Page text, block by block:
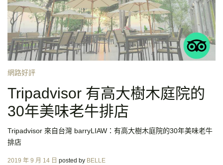
網路好評
Tripadvisor 有高大樹木庭院的
30年美味老牛排店
Tripadvisor 來自台灣 barryLIAW：有高大樹木庭院的30年美味老牛
排店
Posted
2019 年 9 月 14 日 posted by BELLE